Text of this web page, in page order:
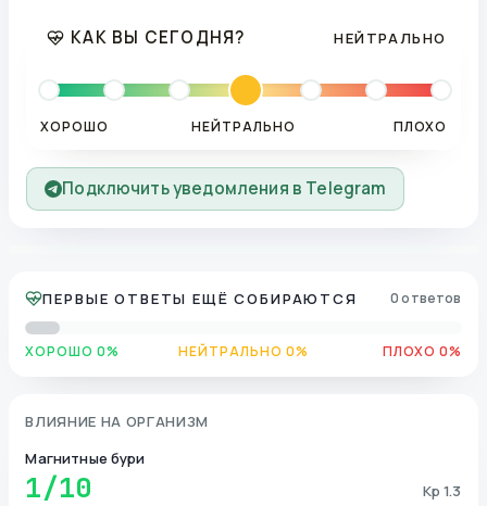
КАК ВЫ СЕГОДНЯ? НЕЙТРАЛЬНО
ХОРОШО НЕЙТРАЛЬНО ПЛОХО
Подключить уведомления в Telegram
ПЕРВЫЕ ОТВЕТЫ ЕЩЁ СОБИРАЮТСЯ 0 ответов
ХОРОШО 0% НЕЙТРАЛЬНО 0% ПЛОХО 0%
ВЛИЯНИЕ НА ОРГАНИЗМ
Магнитные бури
1/10 Kp 1.3